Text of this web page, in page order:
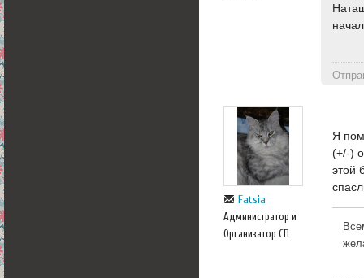
Fatsia
Администратор и
Организатор СП
Я
(+/-)
этой